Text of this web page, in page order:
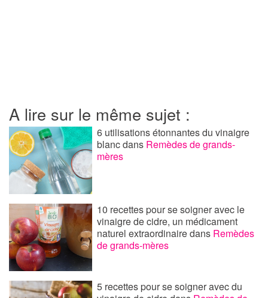
A lire sur le même sujet :
6 utilisations étonnantes du vinaigre
blancdans Remèdes de grands-
mères
10 recettes pour se soigner avec le
vinaigre de cidre, un médicament
naturel extraordinairedans Remèdes
de grands-mères
5 recettes pour se soigner avec du